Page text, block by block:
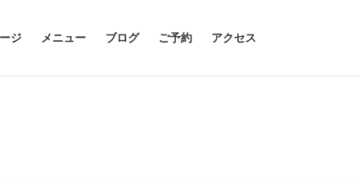
ジ メニュー ブログ ご予約 アクセス